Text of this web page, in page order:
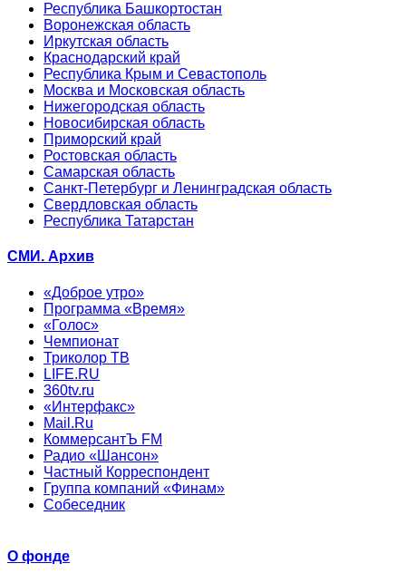
Республика Башкортостан
Воронежская область
Иркутская область
Краснодарский край
Республика Крым и Севастополь
Москва и Московская область
Нижегородская область
Новосибирская область
Приморский край
Ростовская область
Самарская область
Санкт-Петербург и Ленинградская область
Свердловская область
Республика Татарстан
СМИ. Архив
«Доброе утро»
Программа «Время»
«Голос»
Чемпионат
Триколор ТВ
LIFE.RU
360tv.ru
«Интерфакс»
Mail.Ru
КоммерсантЪ FM
Радио «Шансон»
Частный Корреспондент
Группа компаний «Финам»
Собеседник
О фонде